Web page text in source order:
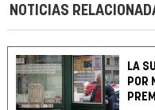
NOTICIAS
LA
POR